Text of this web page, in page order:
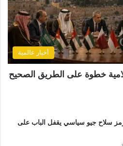
أخبار عالمية
خطوة على الطريق الصحيح
سلاح جيو سياسي يقفل الباب على